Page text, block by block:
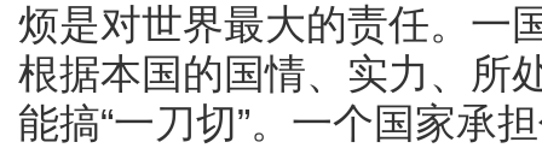
烦是对世界最大的责任。一
根据本国的国情、实力、所
能搞“一刀切”。一个国家承